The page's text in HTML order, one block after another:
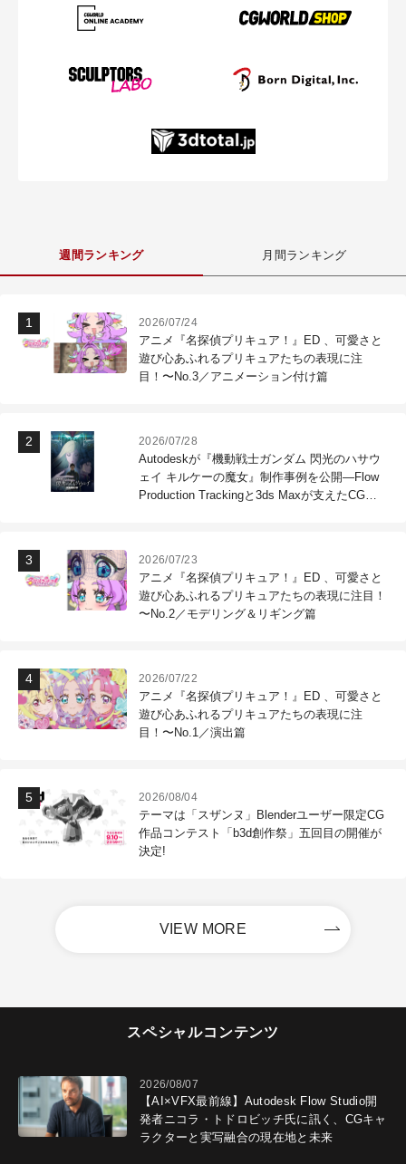
週間ランキング 月間ランキング
2026/07/24
アニメ『名探偵プリキュア！』ED 、可愛さと
遊び心あふれるプリキュアたちの表現に注
目！〜No.3／アニメーション付け篇
2026/07/28
Autodeskが『機動戦士ガンダム 閃光のハサウ
ェイ キルケーの魔女』制作事例を公開―Flow
Production Trackingと3ds Maxが支えたCG制
2026/07/23
アニメ『名探偵プリキュア！』ED 、可愛さと
遊び心あふれるプリキュアたちの表現に注目！
〜No.2／モデリング＆リギング篇
2026/07/22
アニメ『名探偵プリキュア！』ED 、可愛さと
遊び心あふれるプリキュアたちの表現に注
目！〜No.1／演出篇
2026/08/04
テーマは「スザンヌ」Blenderユーザー限定CG
作品コンテスト「b3d創作祭」五回目の開催が
決定!
VIEW MORE
スペシャルコンテンツ
2026/08/07
【AI×VFX最前線】Autodesk Flow Studio開
発者ニコラ・トドロビッチ氏に訊く、CGキャ
ラクターと実写融合の現在地と未来